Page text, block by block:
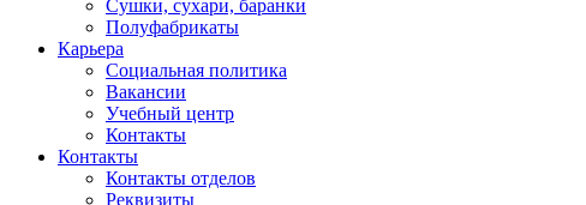
Сушки, сухари, баранки
Полуфабрикаты
Карьера
Социальная политика
Вакансии
Учебный центр
Контакты
Контакты
Контакты отделов
Реквизиты